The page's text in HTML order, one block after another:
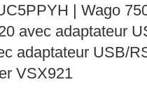
| Wago
avec adaptateur
adaptateur USB/
VSX921